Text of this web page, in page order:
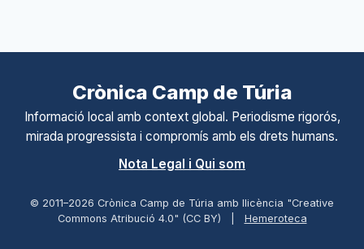
Crònica Camp de Túria
Informació local amb context global. Periodisme rigorós,
mirada progressista i compromís amb els drets humans.
Nota Legal i Qui som
© 2011–2026 Crònica Camp de Túria amb llicència "Creative
Commons Atribució 4.0" (CC BY)
Hemeroteca